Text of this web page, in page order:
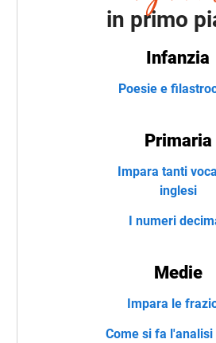
in primo
Infanzia
Poesie e
Primaria
Impara tanti
inglesi
I numeri
Medie
Impara le
Come si fa l'analisi